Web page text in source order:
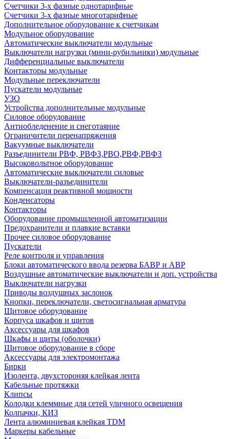
Счетчики 3-х фазные однотарифные
Счетчики 3-х фазные многотарифные
Дополнительное оборудование к счетчикам
Модульное оборудование
Автоматические выключатели модульные
Выключатели нагрузки (мини-рубильники) модульные
Дифференциальные выключатели
Контакторы модульные
Модульные переключатели
Пускатели модульные
УЗО
Устройства дополнительные модульные
Силовое оборудование
Антиобледенение и снеготаяние
Ограничители перенапряжения
Вакуумные выключатели
Разъединители РВФ, РВФЗ,РВО,РВФ,РВФЗ
Высоковольтное оборудование
Автоматические выключатели cиловые
Выключатели-разъединители
Компенсация реактивной мощности
Конденсаторы
Контакторы
Оборудование промышленной автоматизации
Предохранители и плавкие вставки
Прочее силовое оборудование
Пускатели
Реле контроля и управления
Блоки автоматического ввода резерва БАВР и АВР
Воздушные автоматические выключатели и доп. устройства
Выключатели нагрузки
Приводы воздушных заслонок
Кнопки, переключатели, светосигнальная арматура
Щитовое оборудование
Корпуса шкафов и щитов
Аксессуары для шкафов
Шкафы и щиты (оболочки)
Щитовое оборудование в сборе
Аксессуары для электромонтажа
Бирки
Изолента, двухстороняя клейкая лента
Кабельные протяжки
Клипсы
Колодки клеммные для сетей уличного освещения
Колпачки, КИЗ
Лента алюминиевая клейкая TDM
Маркеры кабельные